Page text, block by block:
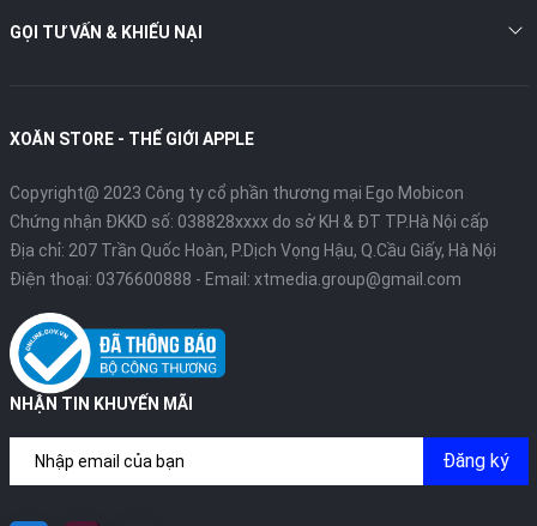
GỌI TƯ VẤN & KHIẾU NẠI
XOĂN STORE - THẾ GIỚI APPLE
Copyright@ 2023 Công ty cổ phần thương mại Ego Mobicon
Chứng nhận ĐKKD số: 038828xxxx do sở KH & ĐT TP.Hà Nội cấp
Địa chỉ: 207 Trần Quốc Hoàn, P.Dịch Vọng Hậu, Q.Cầu Giấy, Hà Nội
Điện thoại: 0376600888 - Email: xtmedia.group@gmail.com
NHẬN TIN KHUYẾN MÃI
Đăng ký